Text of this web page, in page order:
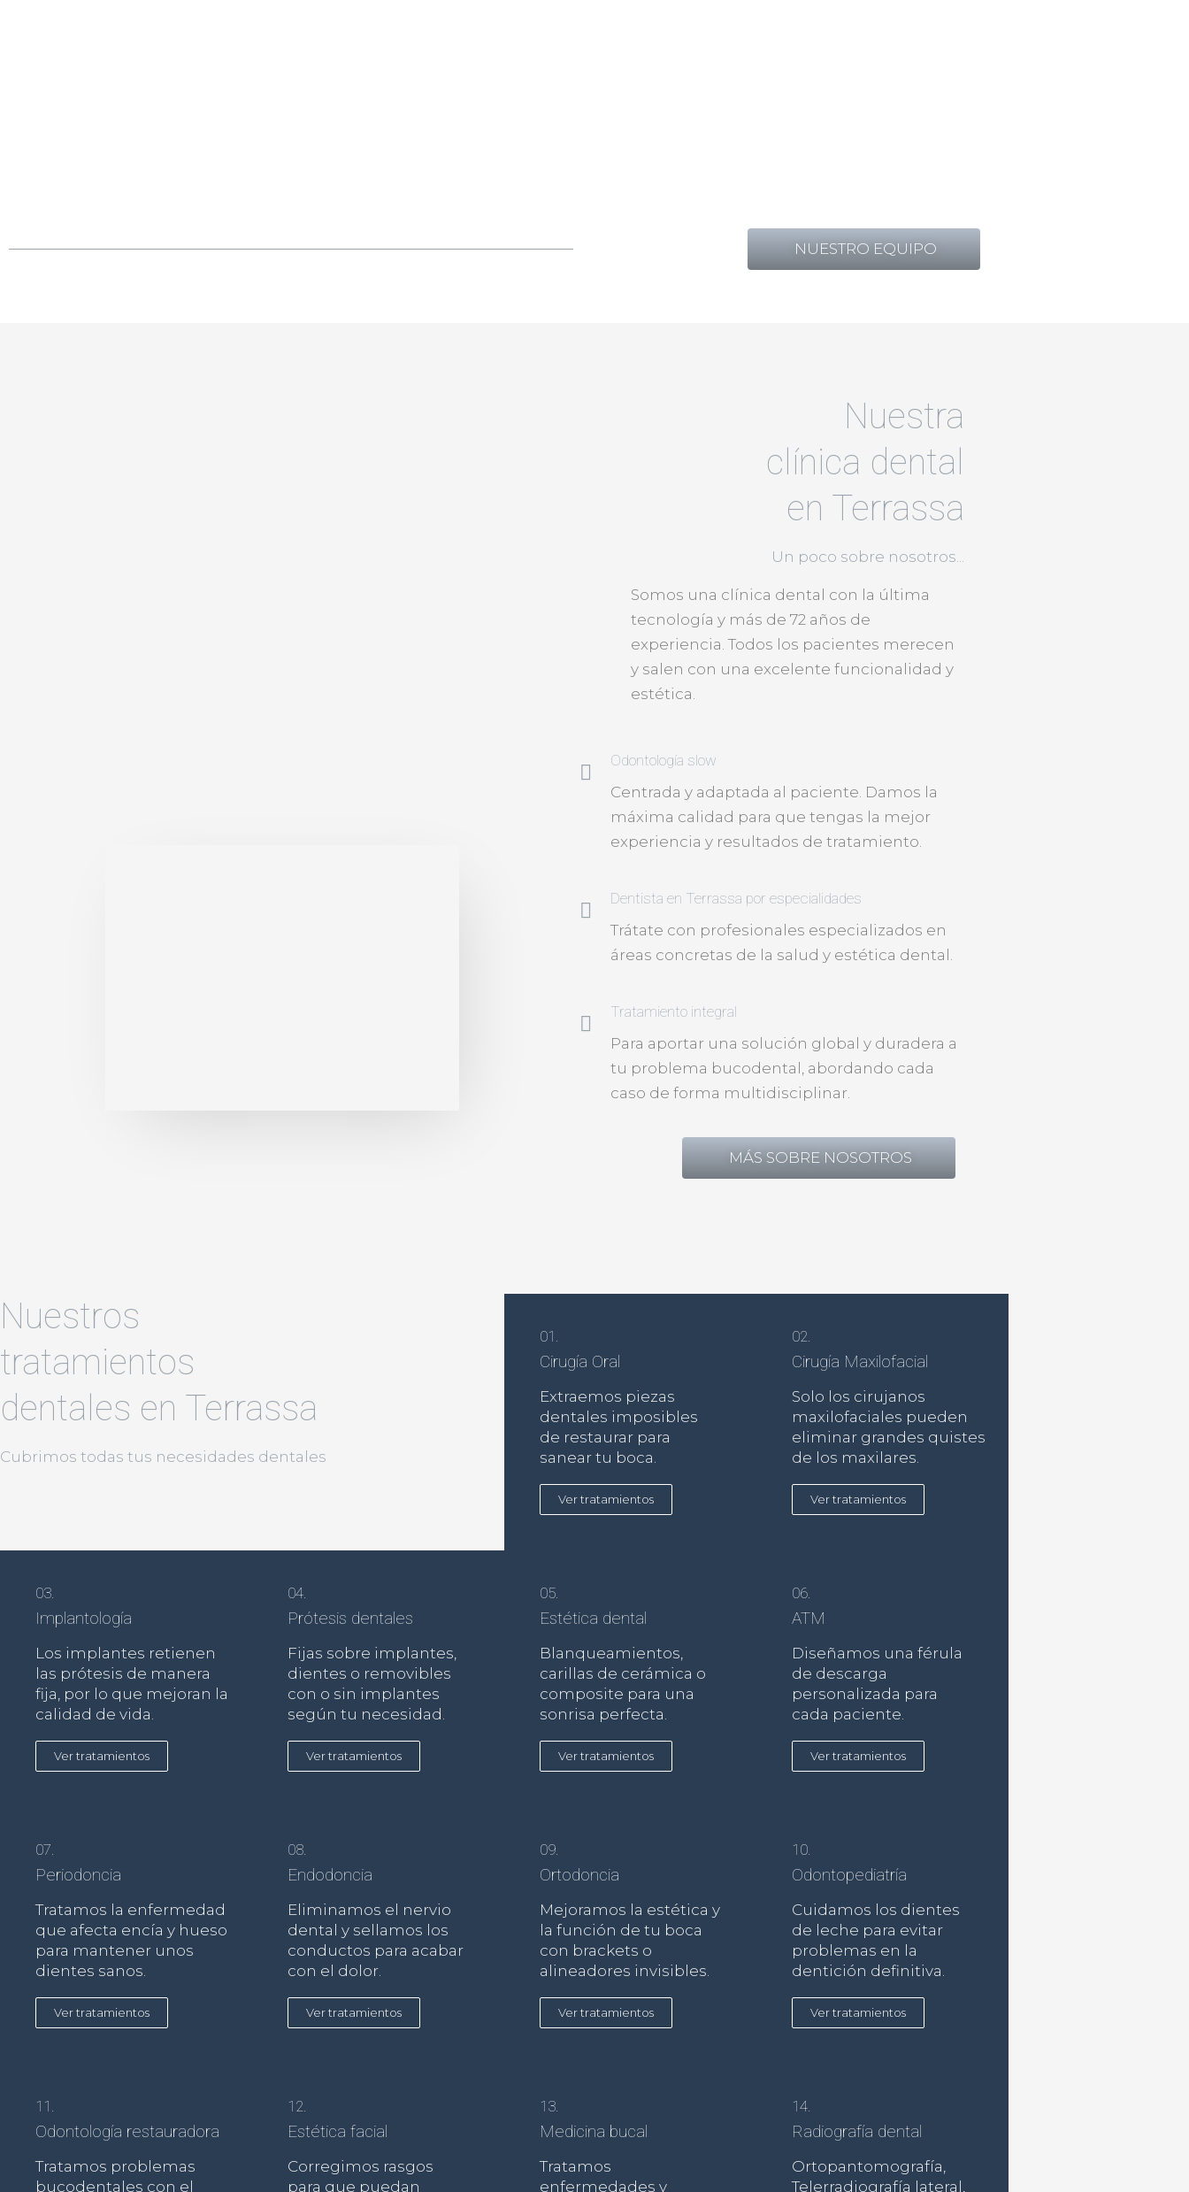
NUESTRO EQUIPO
Nuestra
clínica dental
en Terrassa
Un poco sobre nosotros...
Somos una clínica dental con la última
tecnología y más de 72 años de
experiencia. Todos los pacientes merecen
y salen con una excelente funcionalidad y
estética.
Odontología slow
Centrada y adaptada al paciente. Damos la
máxima calidad para que tengas la mejor
experiencia y resultados de tratamiento.
Dentista en Terrassa por especialidades
Trátate con profesionales especializados en
áreas concretas de la salud y estética dental.
Tratamiento integral
Para aportar una solución global y duradera a
tu problema bucodental, abordando cada
caso de forma multidisciplinar.
MÁS SOBRE NOSOTROS
Nuestros
tratamientos
dentales en Terrassa
Cubrimos todas tus necesidades dentales
01.
Cirugía Oral
Extraemos piezas
dentales imposibles
de restaurar para
sanear tu boca.
Ver tratamientos
02.
Cirugía Maxilofacial
Solo los cirujanos
maxilofaciales pueden
eliminar grandes quistes
de los maxilares.
Ver tratamientos
03.
Implantología
Los implantes retienen
las prótesis de manera
fija, por lo que mejoran la
calidad de vida.
Ver tratamientos
04.
Prótesis dentales
Fijas sobre implantes,
dientes o removibles
con o sin implantes
según tu necesidad.
Ver tratamientos
05.
Estética dental
Blanqueamientos,
carillas de cerámica o
composite para una
sonrisa perfecta.
Ver tratamientos
06.
ATM
Diseñamos una férula
de descarga
personalizada para
cada paciente.
Ver tratamientos
07.
Periodoncia
Tratamos la enfermedad
que afecta encía y hueso
para mantener unos
dientes sanos.
Ver tratamientos
08.
Endodoncia
Eliminamos el nervio
dental y sellamos los
conductos para acabar
con el dolor.
Ver tratamientos
09.
Ortodoncia
Mejoramos la estética y
la función de tu boca
con brackets o
alineadores invisibles.
Ver tratamientos
10.
Odontopediatría
Cuidamos los dientes
de leche para evitar
problemas en la
dentición definitiva.
Ver tratamientos
11.
Odontología restauradora
Tratamos problemas
bucodentales con el
12.
Estética facial
Corregimos rasgos
para que puedan
13.
Medicina bucal
Tratamos
enfermedades y
14.
Radiografía dental
Ortopantomografía,
Telerradiografía lateral,